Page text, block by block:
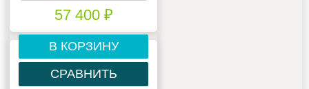
57 400 ₽
В КОРЗИНУ
СРАВНИТЬ